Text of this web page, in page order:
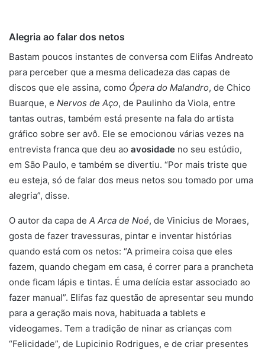
Alegria ao falar dos netos
Bastam poucos instantes de conversa com Elifas Andreato
para perceber que a mesma delicadeza das capas de
discos que ele assina, como Ópera do Malandro, de Chico
Buarque, e Nervos de Aço, de Paulinho da Viola, entre
tantas outras, também está presente na fala do artista
gráfico sobre ser avô. Ele se emocionou várias vezes na
entrevista franca que deu ao avosidade no seu estúdio,
em São Paulo, e também se divertiu. “Por mais triste que
eu esteja, só de falar dos meus netos sou tomado por uma
alegria”, disse.
O autor da capa de A Arca de Noé, de Vinicius de Moraes,
gosta de fazer travessuras, pintar e inventar histórias
quando está com os netos: “A primeira coisa que eles
fazem, quando chegam em casa, é correr para a prancheta
onde ficam lápis e tintas. É uma delícia estar associado ao
fazer manual”. Elifas faz questão de apresentar seu mundo
para a geração mais nova, habituada a tablets e
videogames. Tem a tradição de ninar as crianças com
“Felicidade”, de Lupicinio Rodrigues, e de criar presentes